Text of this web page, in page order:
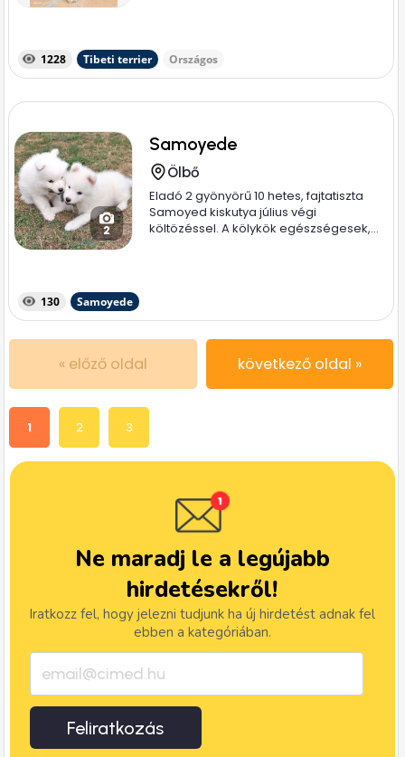
1228 Tibeti terrier Országos
2
Samoyede
Ölbő
Eladó 2 gyönyörű 10 hetes, fajtatiszta
Samoyed kiskutya július végi
költözéssel. A kölykök egészségesek,...
130 Samoyede
« előző oldal következő oldal »
1 2 3
Ne maradj le a legújabb
hirdetésekről!
Iratkozz fel, hogy jelezni tudjunk ha új hirdetést adnak fel
ebben a kategóriában.
Feliratkozás